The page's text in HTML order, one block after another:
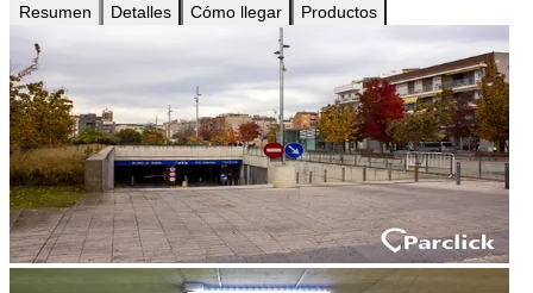
Resumen Detalles Cómo llegar Productos